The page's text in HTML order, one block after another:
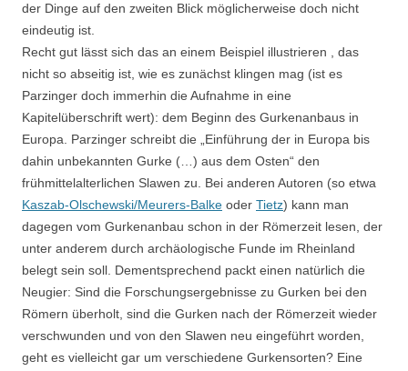
der Dinge auf den zweiten Blick möglicherweise doch nicht
eindeutig ist.
Recht gut lässt sich das an einem Beispiel illustrieren , das
nicht so abseitig ist, wie es zunächst klingen mag (ist es
Parzinger doch immerhin die Aufnahme in eine
Kapitelüberschrift wert): dem Beginn des Gurkenanbaus in
Europa. Parzinger schreibt die „Einführung der in Europa bis
dahin unbekannten Gurke (…) aus dem Osten“ den
frühmittelalterlichen Slawen zu. Bei anderen Autoren (so etwa
Kaszab-Olschewski/Meurers-Balke oder Tietz) kann man
dagegen vom Gurkenanbau schon in der Römerzeit lesen, der
unter anderem durch archäologische Funde im Rheinland
belegt sein soll. Dementsprechend packt einen natürlich die
Neugier: Sind die Forschungsergebnisse zu Gurken bei den
Römern überholt, sind die Gurken nach der Römerzeit wieder
verschwunden und von den Slawen neu eingeführt worden,
geht es vielleicht gar um verschiedene Gurkensorten? Eine